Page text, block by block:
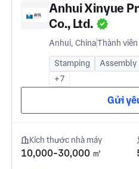
Anhui Xinyue
Co., Ltd.
Anhui, ChinaThành
Stamping Assembly
+7
Gửi
Kích thước nhà máy
10,000-30,000 ㎡